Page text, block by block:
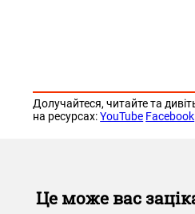
Долучайтеся, читайте та
на ресурсах:YouTube Facebook
Це може вас